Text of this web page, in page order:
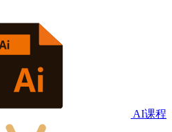
AI课程